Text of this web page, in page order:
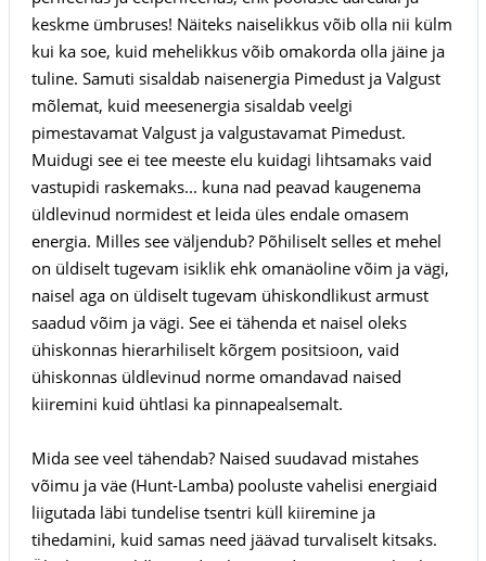
keskme ümbruses! Näiteks naiselikkus võib olla nii külm
kui ka soe, kuid mehelikkus võib omakorda olla jäine ja
tuline. Samuti sisaldab naisenergia Pimedust ja Valgust
mõlemat, kuid meesenergia sisaldab veelgi
pimestavamat Valgust ja valgustavamat Pimedust.
Muidugi see ei tee meeste elu kuidagi lihtsamaks vaid
vastupidi raskemaks... kuna nad peavad kaugenema
üldlevinud normidest et leida üles endale omasem
energia. Milles see väljendub? Põhiliselt selles et mehel
on üldiselt tugevam isiklik ehk omanäoline võim ja vägi,
naisel aga on üldiselt tugevam ühiskondlikust armust
saadud võim ja vägi. See ei tähenda et naisel oleks
ühiskonnas hierarhiliselt kõrgem positsioon, vaid
ühiskonnas üldlevinud norme omandavad naised
kiiremini kuid ühtlasi ka pinnapealsemalt.
Mida see veel tähendab? Naised suudavad mistahes
võimu ja väe (Hunt-Lamba) pooluste vahelisi energiaid
liigutada läbi tundelise tsentri küll kiiremine ja
tihedamini, kuid samas need jäävad turvaliselt kitsaks.